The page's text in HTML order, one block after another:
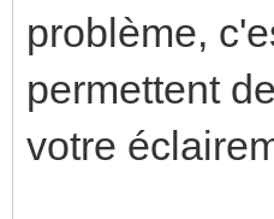
problème,
permettent
votre